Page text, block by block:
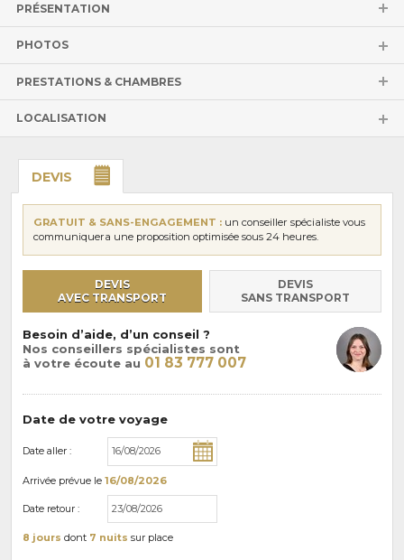
PRÉSENTATION
PHOTOS
PRESTATIONS & CHAMBRES
LOCALISATION
DEVIS
GRATUIT & SANS-ENGAGEMENT : un conseiller spécialiste vous
communiquera une proposition optimisée sous 24 heures.
DEVIS
AVEC TRANSPORT
DEVIS
SANS TRANSPORT
Besoin d’aide, d’un conseil ?
Nos conseillers spécialistes sont
à votre écoute au 01 83 777 007
Date de votre voyage
Date aller :
Arrivée prévue le 16/08/2026
Date retour :
8 jours dont 7 nuits sur place